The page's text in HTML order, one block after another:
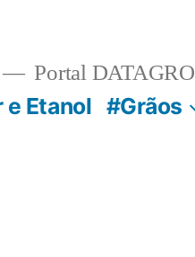
Portal DATAGRO
Etanol #Grãos